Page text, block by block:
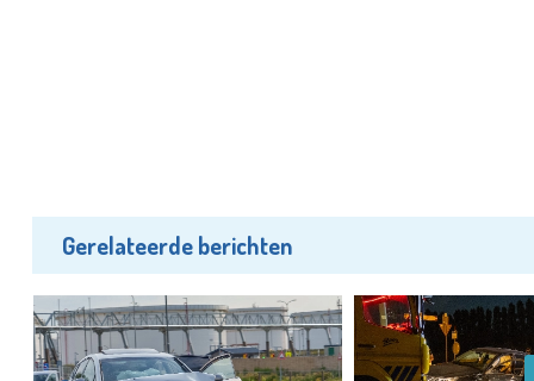
Gerelateerde berichten